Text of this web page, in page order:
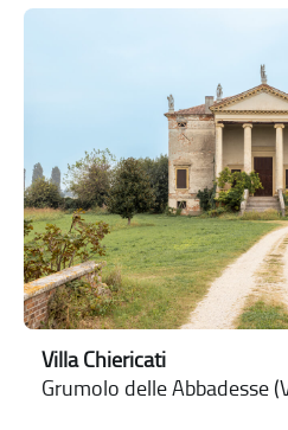
Villa Chiericati
Grumolo delle Abbadesse